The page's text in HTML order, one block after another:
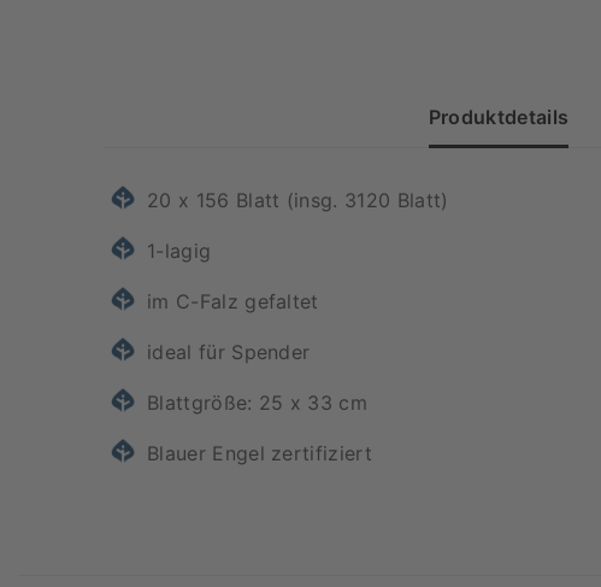
Produktdetails
20 x 156 Blatt (insg. 3120 Blatt)
1-lagig
im C-Falz gefaltet
ideal für Spender
Blattgröße: 25 x 33 cm
Blauer Engel zertifiziert